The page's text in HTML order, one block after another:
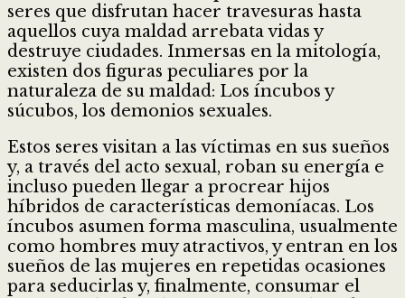
seres que disfrutan hacer travesuras hasta
aquellos cuya maldad arrebata vidas y
destruye ciudades. Inmersas en la mitología,
existen dos figuras peculiares por la
naturaleza de su maldad: Los íncubos y
súcubos, los demonios sexuales.
Estos seres visitan a las víctimas en sus sueños
y, a través del acto sexual, roban su energía e
incluso pueden llegar a procrear hijos
híbridos de características demoníacas. Los
íncubos asumen forma masculina, usualmente
como hombres muy atractivos, y entran en los
sueños de las mujeres en repetidas ocasiones
para seducirlas y, finalmente, consumar el